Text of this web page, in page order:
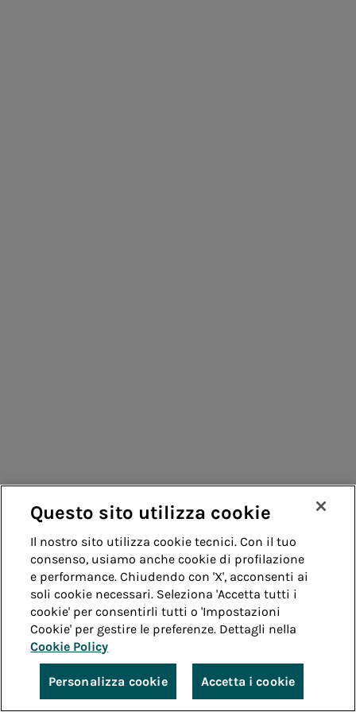
Questo sito utilizza cookie
Il nostro sito utilizza cookie tecnici. Con il tuo
consenso, usiamo anche cookie di profilazione
e performance. Chiudendo con 'X', acconsenti ai
soli cookie necessari. Seleziona 'Accetta tutti i
cookie' per consentirli tutti o 'Impostazioni
Cookie' per gestire le preferenze. Dettagli nella
Cookie Policy
Personalizza cookie Accetta i cookie